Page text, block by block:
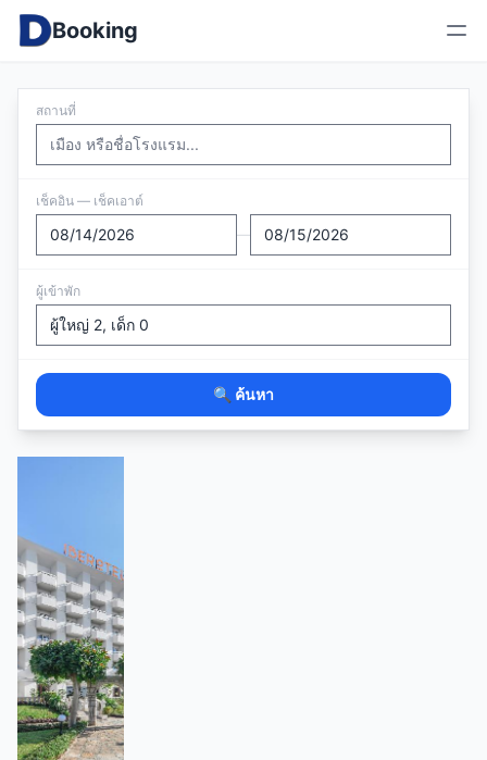
Booking
สถานที่
เช็คอิน — เช็คเอาต์
—
ผู้เข้าพัก
🔍 ค้นหา